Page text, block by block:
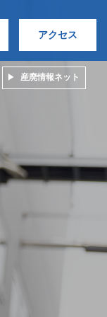
産廃情報ネット
アクセス